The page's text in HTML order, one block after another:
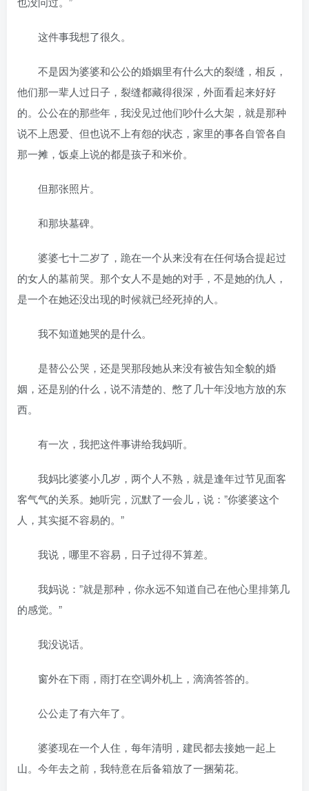
这件事我想了很久。
不是因为婆婆和公公的婚姻里有什么大的裂缝，相反，
他们那一辈人过日子，裂缝都藏得很深，外面看起来好好
的。公公在的那些年，我没见过他们吵什么大架，就是那种
说不上恩爱、但也说不上有怨的状态，家里的事各自管各自
那一摊，饭桌上说的都是孩子和米价。
但那张照片。
和那块墓碑。
婆婆七十二岁了，跪在一个从来没有在任何场合提起过
的女人的墓前哭。那个女人不是她的对手，不是她的仇人，
是一个在她还没出现的时候就已经死掉的人。
我不知道她哭的是什么。
是替公公哭，还是哭那段她从来没有被告知全貌的婚
姻，还是别的什么，说不清楚的、憋了几十年没地方放的东
西。
有一次，我把这件事讲给我妈听。
我妈比婆婆小几岁，两个人不熟，就是逢年过节见面客
客气气的关系。她听完，沉默了一会儿，说：”你婆婆这个
人，其实挺不容易的。”
我说，哪里不容易，日子过得不算差。
我妈说：”就是那种，你永远不知道自己在他心里排第几
的感觉。”
我没说话。
窗外在下雨，雨打在空调外机上，滴滴答答的。
公公走了有六年了。
婆婆现在一个人住，每年清明，建民都去接她一起上
山。今年去之前，我特意在后备箱放了一捆菊花。